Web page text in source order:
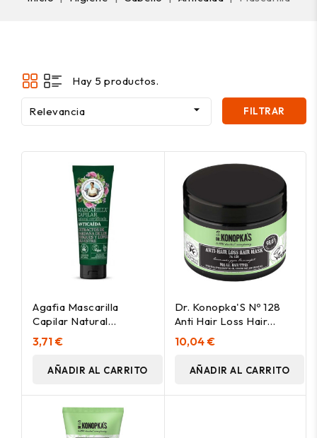
Hay 5 productos.
Relevancia  FILTRAR
Agafia Mascarilla
Capilar Natural
Anticaída 200Ml
3,71 €
AÑADIR AL CARRITO
Dr. Konopka'S Nº 128
Anti Hair Loss Hair
Mask 300Ml
10,04 €
AÑADIR AL CARRITO